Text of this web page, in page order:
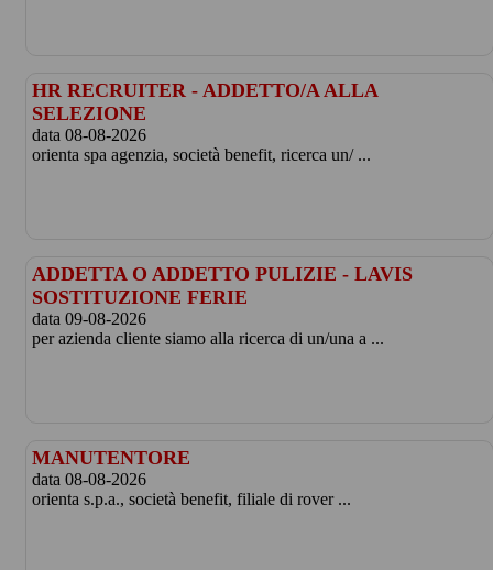
HR RECRUITER - ADDETTO/A ALLA
SELEZIONE
data 08-08-2026
orienta spa agenzia, società benefit, ricerca un/ ...
ADDETTA O ADDETTO PULIZIE - LAVIS
SOSTITUZIONE FERIE
data 09-08-2026
per azienda cliente siamo alla ricerca di un/una a ...
MANUTENTORE
data 08-08-2026
orienta s.p.a., società benefit, filiale di rover ...